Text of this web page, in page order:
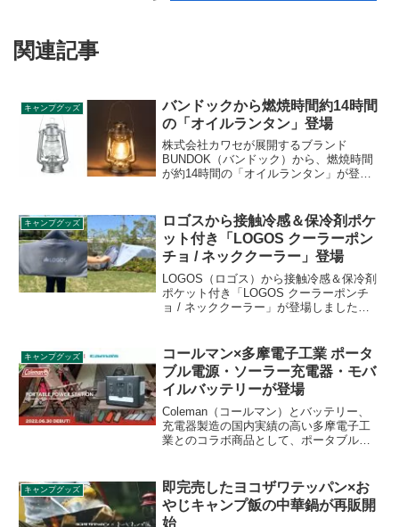
関連記事
キャンプグッズ
バンドックから燃焼時間約14時間
の「オイルランタン」登場
株式会社カワセが展開するブランド
BUNDOK（バンドック）から、燃焼時間
が約14時間の「オイルランタン」が登場
格帯での販売です。詳細をレビューしま
す。
キャンプグッズ
ロゴスから接触冷感＆保冷剤ポケ
ット付き「LOGOS クーラーポン
チョ / ネッククーラー」登場
LOGOS（ロゴス）から接触冷感＆保冷剤
ポケット付き「LOGOS クーラーポンチ
ョ / ネッククーラー」が登場しました。
化熱を利用しているため、ぬるくなって
も、水分が含まれていれば振るだけで何
度でも冷たさが持続します。詳細をレビ
ューします。
キャンプグッズ
コールマン×多摩電子工業 ポータ
ブル電源・ソーラー充電器・モバ
イルバッテリーが登場
Coleman（コールマン）とバッテリー、
充電器製造の国内実績の高い多摩電子工
業とのコラボ商品として、ポータブル電
トドアで使いやすい製品となっていま
す。詳細をレビューします。
キャンプグッズ
即完売したヨコザワテッパン×お
やじキャンプ飯の中華鍋が再販開
始